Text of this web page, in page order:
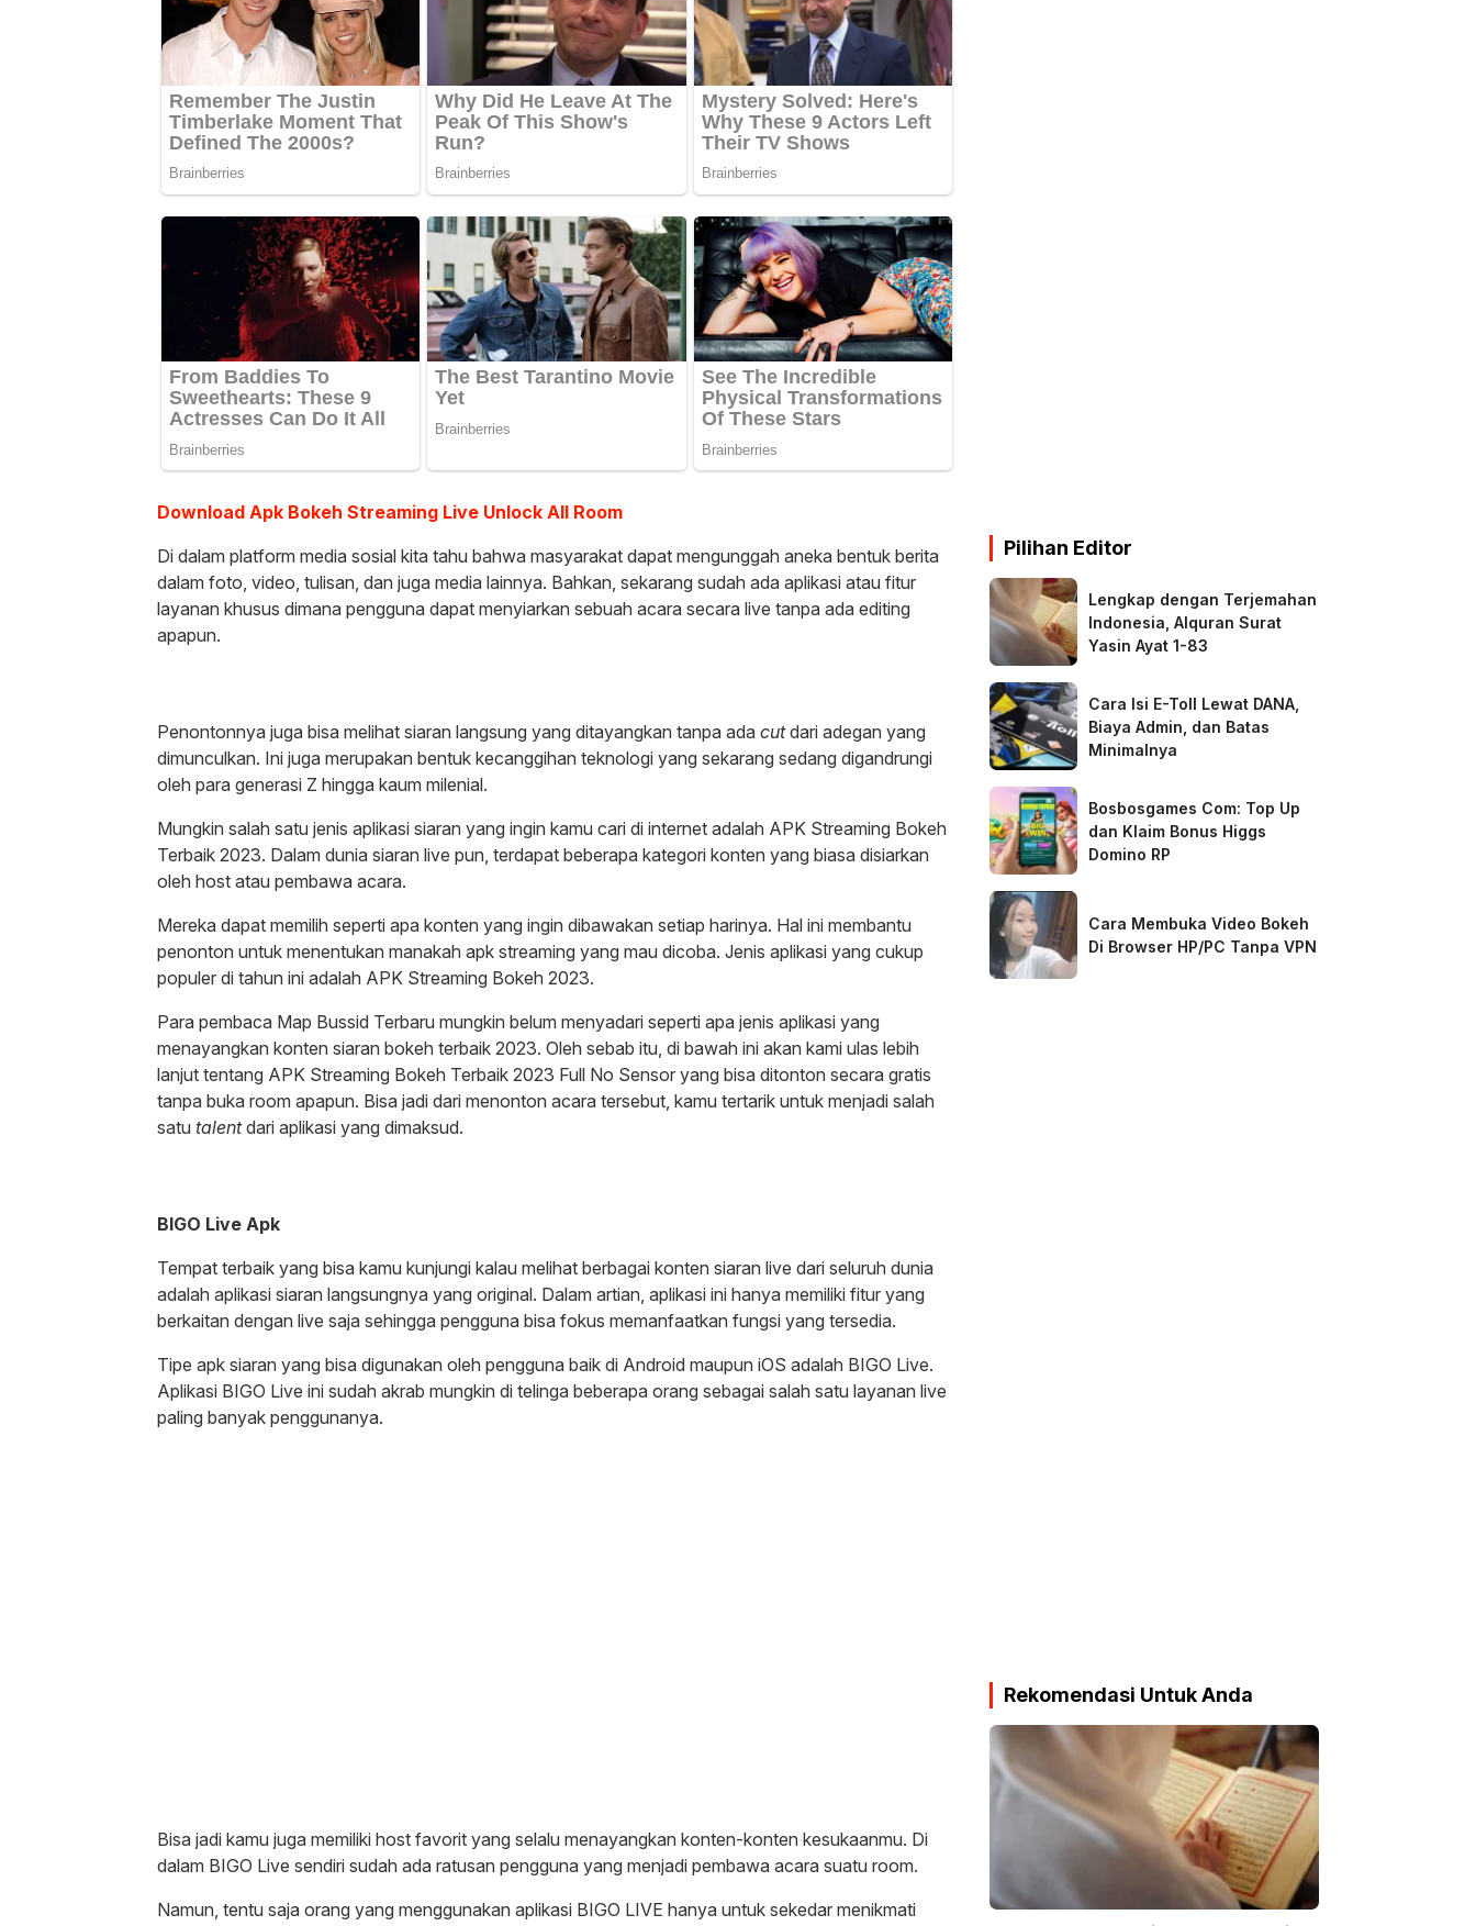
Download Apk Bokeh Streaming Live Unlock All Room
Di dalam platform media sosial kita tahu bahwa masyarakat dapat mengunggah aneka bentuk berita
dalam foto, video, tulisan, dan juga media lainnya. Bahkan, sekarang sudah ada aplikasi atau fitur
layanan khusus dimana pengguna dapat menyiarkan sebuah acara secara live tanpa ada editing
apapun.
Penontonnya juga bisa melihat siaran langsung yang ditayangkan tanpa ada cutdari adegan yang
dimunculkan. Ini juga merupakan bentuk kecanggihan teknologi yang sekarang sedang digandrungi
oleh para generasi Z hingga kaum milenial.
Mungkin salah satu jenis aplikasi siaran yang ingin kamu cari di internet adalah APK Streaming Bokeh
Terbaik 2023. Dalam dunia siaran live pun, terdapat beberapa kategori konten yang biasa disiarkan
oleh host atau pembawa acara.
Mereka dapat memilih seperti apa konten yang ingin dibawakan setiap harinya. Hal ini membantu
penonton untuk menentukan manakah apk streaming yang mau dicoba. Jenis aplikasi yang cukup
populer di tahun ini adalah APK Streaming Bokeh 2023.
Para pembaca Map Bussid Terbaru mungkin belum menyadari seperti apa jenis aplikasi yang
menayangkan konten siaran bokeh terbaik 2023. Oleh sebab itu, di bawah ini akan kami ulas lebih
lanjut tentang APK Streaming Bokeh Terbaik 2023 Full No Sensor yang bisa ditonton secara gratis
tanpa buka room apapun. Bisa jadi dari menonton acara tersebut, kamu tertarik untuk menjadi salah
satu talentdari aplikasi yang dimaksud.
BIGO Live Apk
Tempat terbaik yang bisa kamu kunjungi kalau melihat berbagai konten siaran live dari seluruh dunia
adalah aplikasi siaran langsungnya yang original. Dalam artian, aplikasi ini hanya memiliki fitur yang
berkaitan dengan live saja sehingga pengguna bisa fokus memanfaatkan fungsi yang tersedia.
Tipe apk siaran yang bisa digunakan oleh pengguna baik di Android maupun iOS adalah BIGO Live.
Aplikasi BIGO Live ini sudah akrab mungkin di telinga beberapa orang sebagai salah satu layanan live
paling banyak penggunanya.
Bisa jadi kamu juga memiliki host favorit yang selalu menayangkan konten-konten kesukaanmu. Di
dalam BIGO Live sendiri sudah ada ratusan pengguna yang menjadi pembawa acara suatu room.
Namun, tentu saja orang yang menggunakan aplikasi BIGO LIVE hanya untuk sekedar menikmati
Pilihan Editor
Lengkap dengan Terjemahan
Indonesia, Alquran Surat
Yasin Ayat 1-83
Cara Isi E-Toll Lewat DANA,
Biaya Admin, dan Batas
Minimalnya
Bosbosgames Com: Top Up
dan Klaim Bonus Higgs
Domino RP
Cara Membuka Video Bokeh
Di Browser HP/PC Tanpa VPN
Rekomendasi Untuk Anda